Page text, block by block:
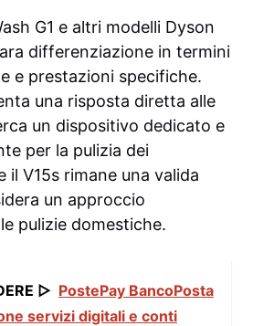
G1 e altri modelli Dyson
differenziazione in termini
e prestazioni specifiche.
una risposta diretta alle
un dispositivo dedicato e
per la pulizia dei
il V15s rimane una valida
un approccio
pulizie domestiche.
▷ PostePay BancoPosta
servizi digitali e conti